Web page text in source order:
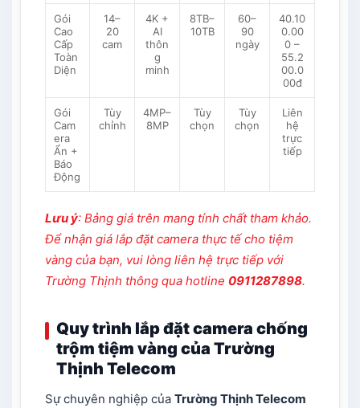
Gói
Cao
Cấp
Toàn
Diện
14–
20
cam
4K +
AI
thôn
g
minh
8TB–
10TB
60–
90
ngày
40.10
0.00
0 –
55.2
00.0
00đ
Gói
Cam
era
Ẩn +
Báo
Động
Tùy
chỉnh
4MP–
8MP
Tùy
chọn
Tùy
chọn
Liên
hệ
trực
tiếp
Lưu ý: Bảng giá trên mang tính chất tham khảo.
Để nhận giá lắp đặt camera thực tế cho tiệm
vàng của bạn, vui lòng liên hệ trực tiếp với
Trường Thịnh thông qua hotline 0911287898.
Quy trình lắp đặt camera chống
trộm tiệm vàng của Trường
Thịnh Telecom
Sự chuyên nghiệp của Trường Thịnh Telecom